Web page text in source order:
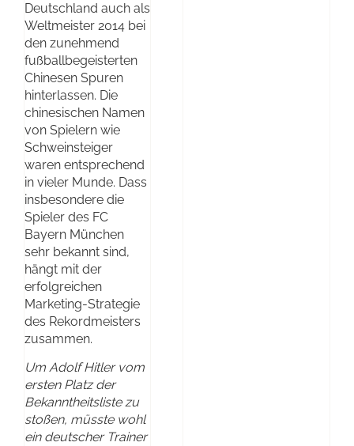
Deutschland auch als
Weltmeister 2014 bei
den zunehmend
fußballbegeisterten
Chinesen Spuren
hinterlassen. Die
chinesischen Namen
von Spielern wie
Schweinsteiger
waren entsprechend
in vieler Munde. Dass
insbesondere die
Spieler des FC
Bayern München
sehr bekannt sind,
hängt mit der
erfolgreichen
Marketing-Strategie
des Rekordmeisters
zusammen.
Um Adolf Hitler vom
ersten Platz der
Bekanntheitsliste zu
stoßen, müsste wohl
ein deutscher Trainer